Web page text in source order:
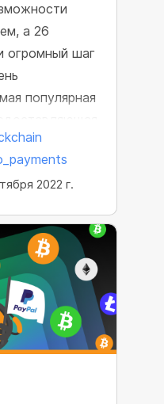
а 26
огромный шаг
популярная
миру свою
2022 г.